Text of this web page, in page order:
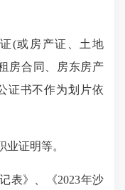
(或房产证、土地
房合同、房东房产
证书不作为划片依
证明等。
表》、《2023年沙